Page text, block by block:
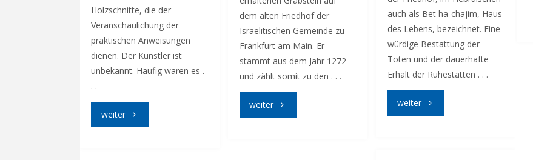
Holzschnitte, die der
Veranschaulichung der
praktischen Anweisungen
dienen. Der Künstler ist
unbekannt. Häufig waren es .
. .
weiter"Feste
dem alten Friedhof der
Israelitischen Gemeinde zu
Frankfurt am Main. Er
stammt aus dem Jahr 1272
und zählt somit zu den . . .
weiter"1272"
auch als Bet ha-chajim, Haus
des Lebens, bezeichnet. Eine
würdige Bestattung der
Toten und der dauerhafte
Erhalt der Ruhestätten . . .
weiter"Haus